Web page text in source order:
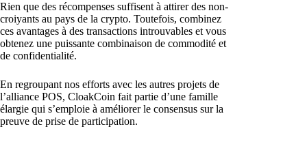
Rien que des récompenses suffisent à attirer des non-
croiyants au pays de la crypto. Toutefois, combinez
ces avantages à des transactions introuvables et vous
obtenez une puissante combinaison de commodité et
de confidentialité.
En regroupant nos efforts avec les autres projets de
l’alliance POS, CloakCoin fait partie d’une famille
élargie qui s’emploie à améliorer le consensus sur la
preuve de prise de participation.